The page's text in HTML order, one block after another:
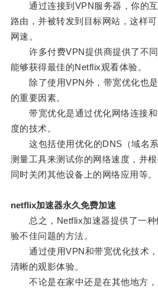
通过连接到VPN服务器，你的互
路由，并被转发到目标网站，这样
网速。
许多付费VPN提供商提供了不同
能够获得最佳的Netflix观看体验。
除了使用VPN外，带宽优化也是
的重要因素。
带宽优化是通过优化网络连接和
度的技术。
这包括使用优化的DNS（域名系
测量工具来测试你的网络速度，并
同时关闭其他设备上的网络应用等。
netflix加速器永久免费加速
总之，Netflix加速器提供了一种
验不佳问题的方法。
通过使用VPN和带宽优化技术，
清晰的观影体验。
不论是在家中还是在其他地方，